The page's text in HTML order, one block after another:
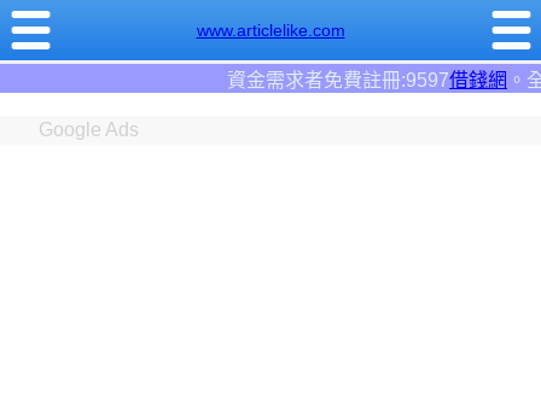
www.articlelike.com
。全台前三大借錢網站！
Google Ads